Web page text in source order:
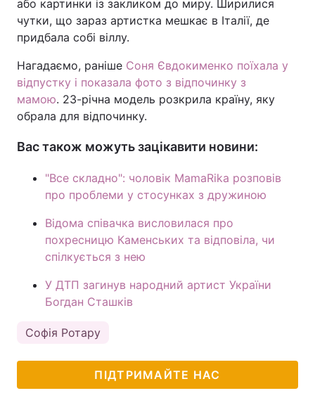
або картинки із закликом до миру. Ширилися
чутки, що зараз артистка мешкає в Італії, де
придбала собі віллу.
Нагадаємо, раніше Соня Євдокименко поїхала у
відпустку і показала фото з відпочинку з
мамою. 23-річна модель розкрила країну, яку
обрала для відпочинку.
Вас також можуть зацікавити новини:
"Все складно": чоловік MamaRika розповів
про проблеми у стосунках з дружиною
Відома співачка висловилася про
похресницю Каменських та відповіла, чи
спілкується з нею
У ДТП загинув народний артист України
Богдан Сташків
Софія Ротару
ПІДТРИМАЙТЕ НАС